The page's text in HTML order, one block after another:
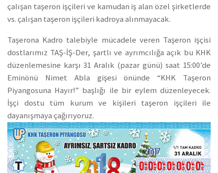
çalışan taşeron işçileri ve kamudan iş alan özel şirketlerde
vs. çalışan taşeron işçileri kadroya alınmayacak.
Taşerona Kadro talebiyle mücadele veren Taşeron işçisi
dostlarımız TAŞ-İŞ-Der, şartlı ve ayrımcılığa açık bu KHK
düzenlemesine karşı 31 Aralık (pazar günü) saat 15:00’de
Eminönü Nimet Abla gişesi önünde “KHK Taşeron
Piyangosuna Hayır!” başlığı ile bir eylem düzenleyecek.
İşçi dostu tüm kurum ve kişileri taşeron işçileri ile
dayanışmaya çağırıyoruz.